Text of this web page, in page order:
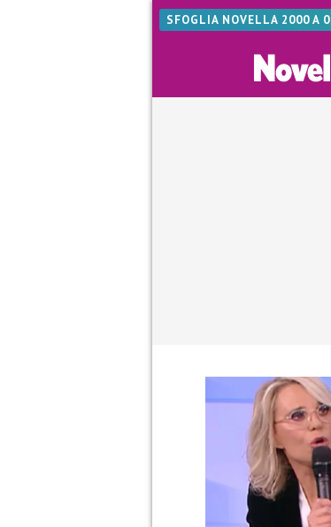
SFOGLIA NOVELLA 2000 A